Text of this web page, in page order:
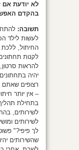
לא יודעת
בהקדם
תשובה:
לעשות לילד
החיתול, ללכת
לקנות
להראות
יהיה
רצופים שאתם
– אין יותר
בתחילת תהליך
לשירותים,
לשירותים
לך פיפי?"
שהשירותים